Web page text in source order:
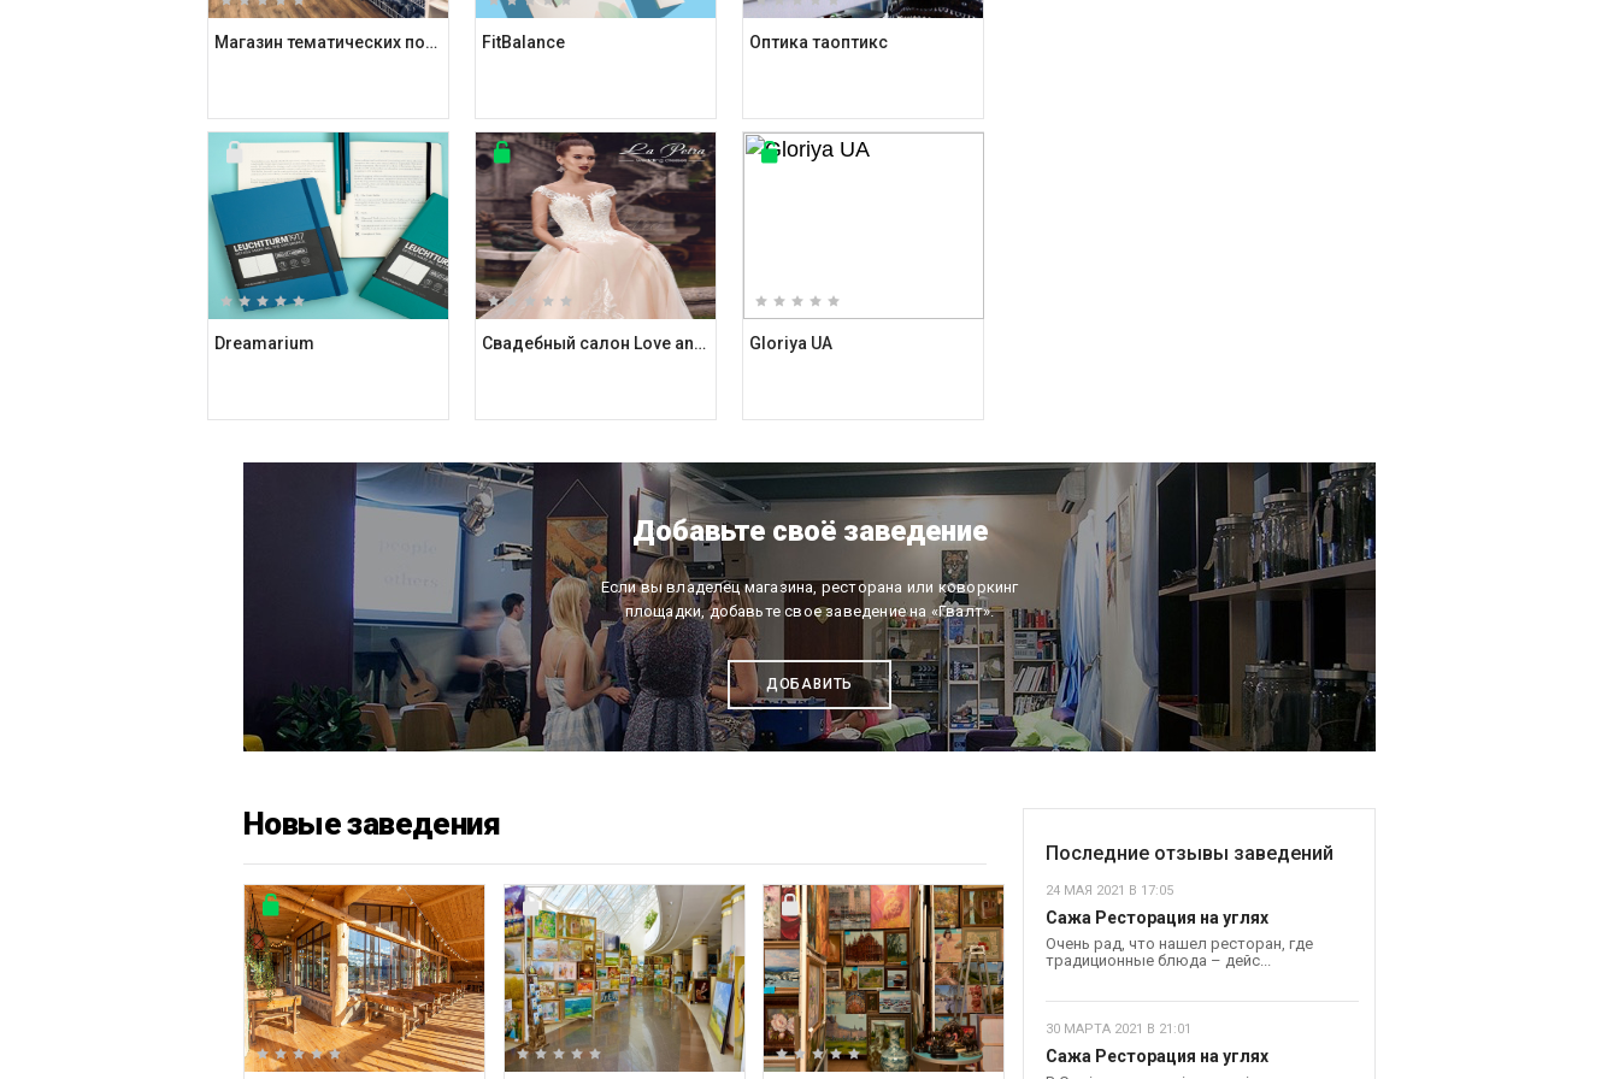
Магазин тематических подарков Kashalot FitBalance Оптика таоптикс
Dreamarium Свадебный салон Love and Dress Gloriya UA
Добавьте своё заведение
Если вы владелец магазина, ресторана или коворкинг
площадки, добавьте свое заведение на «Гвалт».
ДОБАВИТЬ
Новые заведения
Последние отзывы заведений
24 МАЯ 2021 В 17:05
Сажа Ресторация на углях
Очень рад, что нашел ресторан, где
традиционные блюда – дейс...
30 МАРТА 2021 В 21:01
Сажа Ресторация на углях